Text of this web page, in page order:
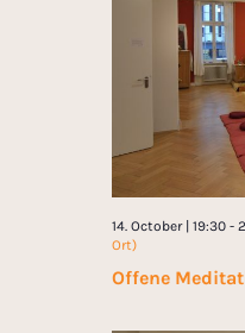
Offene
14. October | 19:30-
Ort)